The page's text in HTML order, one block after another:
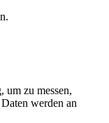
um zu messen,
werden an